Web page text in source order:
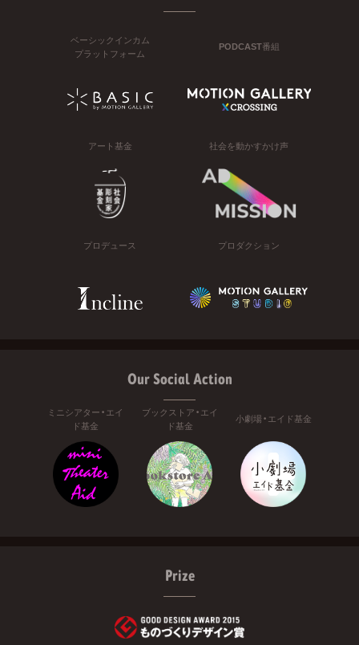
ベーシックインカム
プラットフォーム
PODCAST番組
アート基金 社会を動かすかけ声
プロデュース プロダクション
Our Social Action
ミニシアター・エイ
ド基金
ブックストア・エイ
ド基金
小劇場・エイド基金
Prize